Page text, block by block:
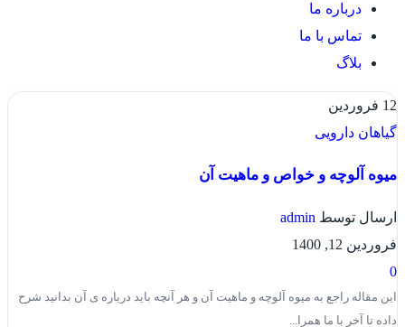
درباره ما
تماس با ما
بلاگ
12 فروردین
گیاهان دارویی
میوه آلوچه و خواص و ماهیت آن
ارسال توسط admin
فروردین 12, 1400
0
این مقاله راجع به میوه آلوچه و ماهیت آن و هر آنچه باید درباره ی آن بدانید شرح
داده تا آخر با ما همرا...